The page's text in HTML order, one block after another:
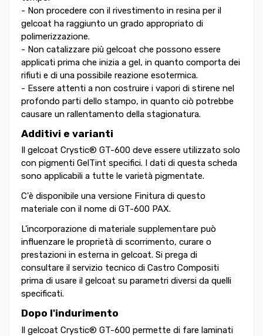
- Non procedere con il rivestimento in resina per il
gelcoat ha raggiunto un grado appropriato di
polimerizzazione.
- Non catalizzare più gelcoat che possono essere
applicati prima che inizia a gel, in quanto comporta dei
rifiuti e di una possibile reazione esotermica.
- Essere attenti a non costruire i vapori di stirene nel
profondo parti dello stampo, in quanto ciò potrebbe
causare un rallentamento della stagionatura.
Additivi e varianti
Il gelcoat Crystic® GT-600 deve essere utilizzato solo
con pigmenti GelTint specifici. I dati di questa scheda
sono applicabili a tutte le varietà pigmentate.
C'è disponibile una versione Finitura di questo
materiale con il nome di GT-600 PAX.
L'incorporazione di materiale supplementare può
influenzare le proprietà di scorrimento, curare o
prestazioni in esterna in gelcoat. Si prega di
consultare il servizio tecnico di Castro Compositi
prima di usare il gelcoat su parametri diversi da quelli
specificati.
Dopo l'indurimento
Il gelcoat Crystic® GT-600 permette di fare laminati